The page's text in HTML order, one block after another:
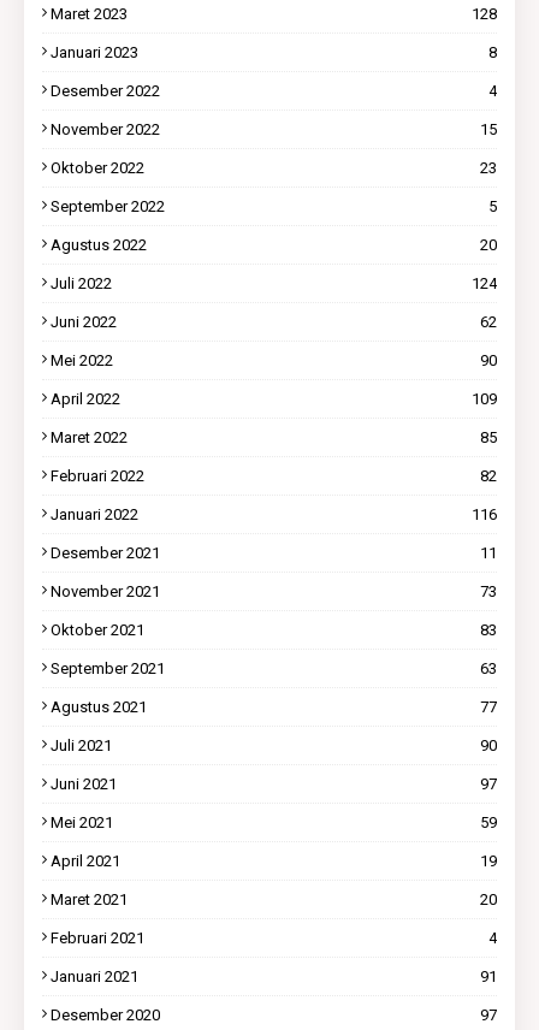
Maret 2023 128
Januari 2023 8
Desember 2022 4
November 2022 15
Oktober 2022 23
September 2022 5
Agustus 2022 20
Juli 2022 124
Juni 2022 62
Mei 2022 90
April 2022 109
Maret 2022 85
Februari 2022 82
Januari 2022 116
Desember 2021 11
November 2021 73
Oktober 2021 83
September 2021 63
Agustus 2021 77
Juli 2021 90
Juni 2021 97
Mei 2021 59
April 2021 19
Maret 2021 20
Februari 2021 4
Januari 2021 91
Desember 2020 97